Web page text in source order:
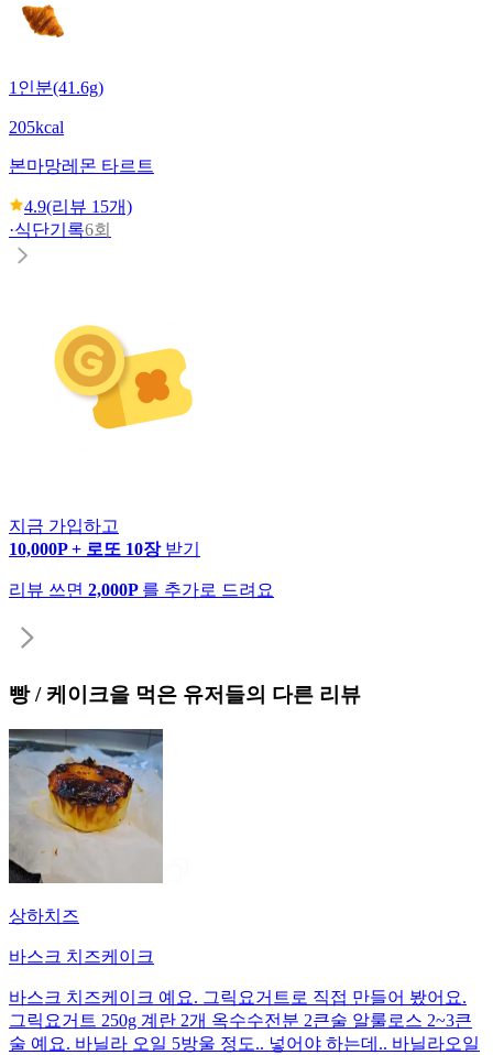
1인분(41.6g)
205kcal
본마망레몬 타르트
4.9(리뷰 15개)
·식단기록6회
지금 가입하고
10,000P + 로또 10장 받기
리뷰 쓰면 2,000P 를 추가로 드려요
빵 / 케이크을 먹은 유저들의 다른 리뷰
상하치즈
바스크 치즈케이크
바스크 치즈케이크 예요. 그릭요거트로 직접 만들어 봤어요.
그릭요거트 250g 계란 2개 옥수수전분 2큰술 알룰로스 2~3큰
술 예요. 바닐라 오일 5방울 정도.. 넣어야 하는데.. 바닐라오일